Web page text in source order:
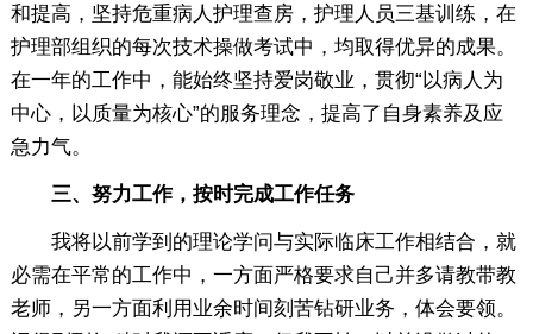
和提高，坚持危重病人护理查房，护理人员三基训练，在
护理部组织的每次技术操做考试中，均取得优异的成果。
在一年的工作中，能始终坚持爱岗敬业，贯彻“以病人为
中心，以质量为核心”的服务理念，提高了自身素养及应
急力气。
三、努力工作，按时完成工作任务
我将以前学到的理论学问与实际临床工作相结合，就
必需在平常的工作中，一方面严格要求自己并多请教带教
老师，另一方面利用业余时间刻苦钻研业务，体会要领。